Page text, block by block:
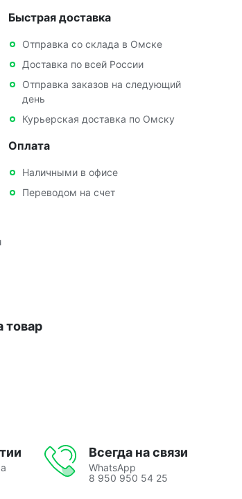
Быстрая доставка
Отправка со склада в Омске
Доставка по всей России
Отправка заказов на следующий
день
Курьерская доставка по Омску
Оплата
Наличными в офисе
Переводом на счет
товар
Всегда на связи
WhatsApp
8 950 950 54 25